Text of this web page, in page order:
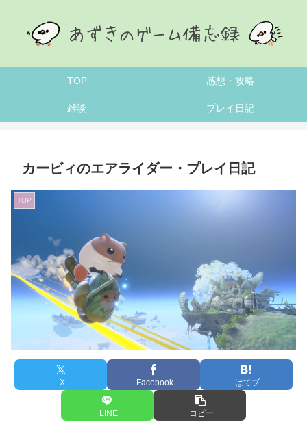
TOP 感想・攻略
雑談 プレイ日記
カービィのエアライダー・プレイ日記
TOP
X Facebook はてブ
LINE コピー